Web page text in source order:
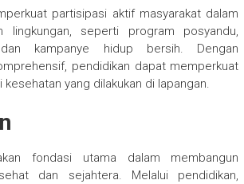
partisipasi aktif masyarakat dalam
lingkungan, seperti program posyandu,
kampanye hidup bersih. Dengan
pendidikan dapat memperkuat
yang dilakukan di lapangan.
fondasi utama dalam membangun
dan sejahtera. Melalui pendidikan,